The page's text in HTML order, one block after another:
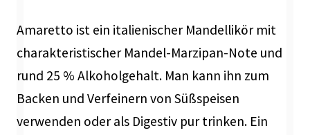
Amaretto ist ein italienischer Mandellikör mit
charakteristischer Mandel-Marzipan-Note und
rund 25 % Alkoholgehalt. Man kann ihn zum
Backen und Verfeinern von Süßspeisen
verwenden oder als Digestiv pur trinken. Ein